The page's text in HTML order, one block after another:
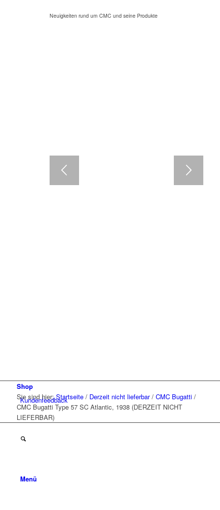
Neuigkeiten rund um CMC und seine Produkte
Kundenfeedback
Menü
Shop
Sie sind hier: Startseite / Derzeit nicht lieferbar / CMC Bugatti /
CMC Bugatti Type 57 SC Atlantic, 1938 (DERZEIT NICHT
LIEFERBAR)